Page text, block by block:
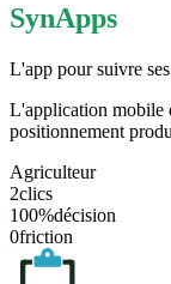
SynApps
L'app pour suivre
L'application mobile
positionnement
Agriculteur
2clics
100%décision
0friction